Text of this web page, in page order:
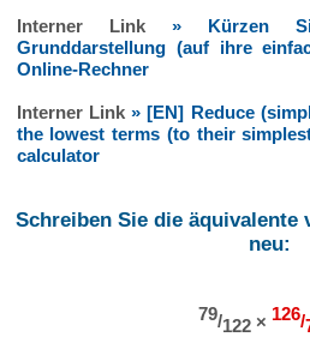
Interner Link » Kürzen
Grunddarstellung (auf ihre
Online-Rechner
Interner Link» [EN] Reduce
the lowest terms (to their
calculator
Schreiben Sie die äquivalente
neu:
79/122 × 126/